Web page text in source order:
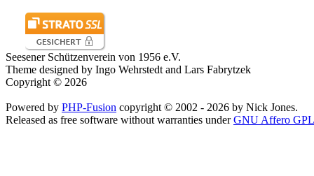
Seesener Schützenverein von 1956 e.V.
Theme designed by Ingo Wehrstedt and Lars Fabrytzek
Copyright © 2026
Powered by PHP-Fusion copyright © 2002 - 2026 by Nick Jones.
Released as free software without warranties underGNU Affero GPL